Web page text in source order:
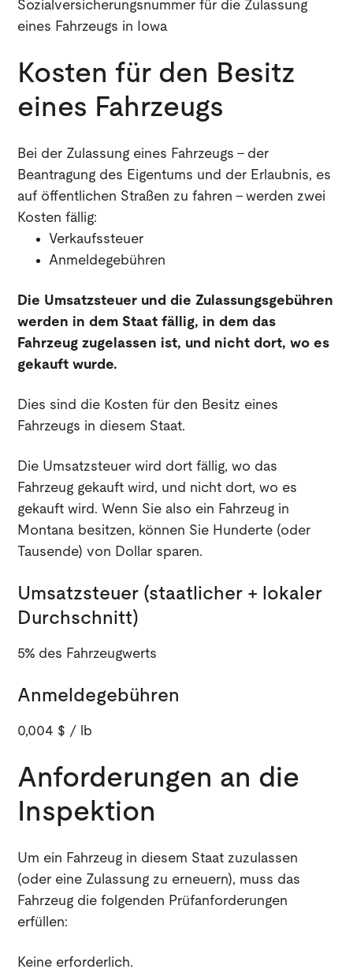
Sozialversicherungsnummer für die Zulassung
eines Fahrzeugs in Iowa
Kosten für den Besitz
eines Fahrzeugs
Bei der Zulassung eines Fahrzeugs - der
Beantragung des Eigentums und der Erlaubnis, es
auf öffentlichen Straßen zu fahren - werden zwei
Kosten fällig:
Verkaufssteuer
Anmeldegebühren
Die Umsatzsteuer und die Zulassungsgebühren
werden in dem Staat fällig, in dem das
Fahrzeug zugelassen ist, und nicht dort, wo es
gekauft wurde.
Dies sind die Kosten für den Besitz eines
Fahrzeugs in diesem Staat.
Die Umsatzsteuer wird dort fällig, wo das
Fahrzeug gekauft wird, und nicht dort, wo es
gekauft wird. Wenn Sie also ein Fahrzeug in
Montana besitzen, können Sie Hunderte (oder
Tausende) von Dollar sparen.
Umsatzsteuer (staatlicher + lokaler
Durchschnitt)
5% des Fahrzeugwerts
Anmeldegebühren
0,004 $ / lb
Anforderungen an die
Inspektion
Um ein Fahrzeug in diesem Staat zuzulassen
(oder eine Zulassung zu erneuern), muss das
Fahrzeug die folgenden Prüfanforderungen
erfüllen:
Keine erforderlich.